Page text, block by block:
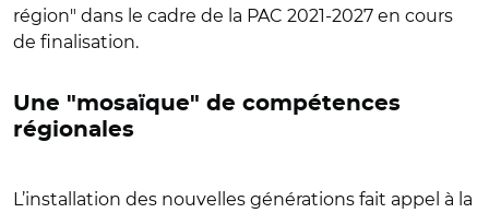
région" dans le cadre de la PAC 2021-2027 en cours
de finalisation.
Une "mosaïque" de compétences
régionales
L’installation des nouvelles générations fait appel à la